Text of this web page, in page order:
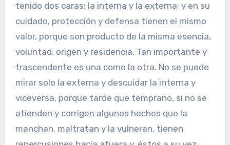
tenido dos caras: la interna y la externa; y en su
cuidado, protección y defensa tienen el mismo
valor, porque son producto de la misma esencia,
voluntad, origen y residencia. Tan importante y
trascendente es una como la otra. No se puede
mirar solo la externa y descuidar la interna y
viceversa, porque tarde que temprano, si no se
atienden y corrigen algunos hechos que la
manchan, maltratan y la vulneran, tienen